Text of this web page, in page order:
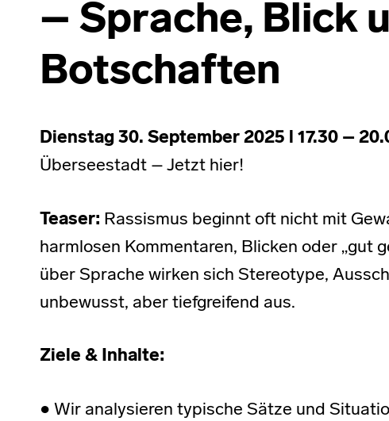
– Sprache, Blick
Botschaften
Dienstag 30. September 2025 l 17.30 –
Überseestadt – Jetzt hier!
Teaser: Rassismus beginnt oft nicht mit
harmlosen Kommentaren, Blicken oder „gut
über Sprache wirken sich Stereotype,
unbewusst, aber tiefgreifend aus.
Ziele & Inhalte:
● Wir analysieren typische Sätze und